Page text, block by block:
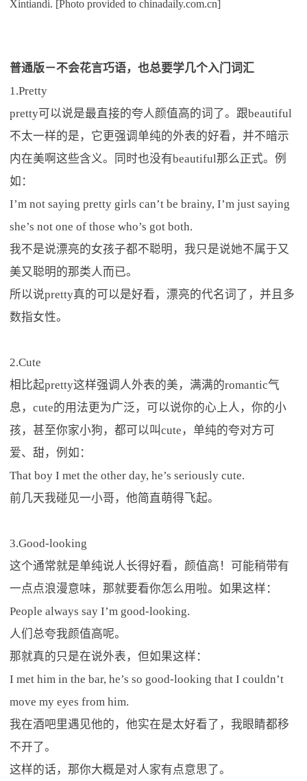
Xintiandi. [Photo provided to chinadaily.com.cn]
普通版－不会花言巧语，也总要学几个入门词汇
1.Pretty
pretty可以说是最直接的夸人颜值高的词了。跟beautiful
不太一样的是，它更强调单纯的外表的好看，并不暗示
内在美啊这些含义。同时也没有beautiful那么正式。例
如：
I’m not saying pretty girls can’t be brainy, I’m just saying
she’s not one of those who’s got both.
我不是说漂亮的女孩子都不聪明，我只是说她不属于又
美又聪明的那类人而已。
所以说pretty真的可以是好看，漂亮的代名词了，并且多
数指女性。
2.Cute
相比起pretty这样强调人外表的美，满满的romantic气
息，cute的用法更为广泛，可以说你的心上人，你的小
孩，甚至你家小狗，都可以叫cute，单纯的夸对方可
爱、甜，例如：
That boy I met the other day, he’s seriously cute.
前几天我碰见一小哥，他简直萌得飞起。
3.Good-looking
这个通常就是单纯说人长得好看，颜值高！可能稍带有
一点点浪漫意味，那就要看你怎么用啦。如果这样：
People always say I’m good-looking.
人们总夸我颜值高呢。
那就真的只是在说外表，但如果这样：
I met him in the bar, he’s so good-looking that I couldn’t
move my eyes from him.
我在酒吧里遇见他的，他实在是太好看了，我眼睛都移
不开了。
这样的话，那你大概是对人家有点意思了。